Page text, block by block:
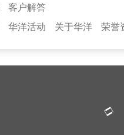
客户解答
华洋活动 关于华洋 荣誉